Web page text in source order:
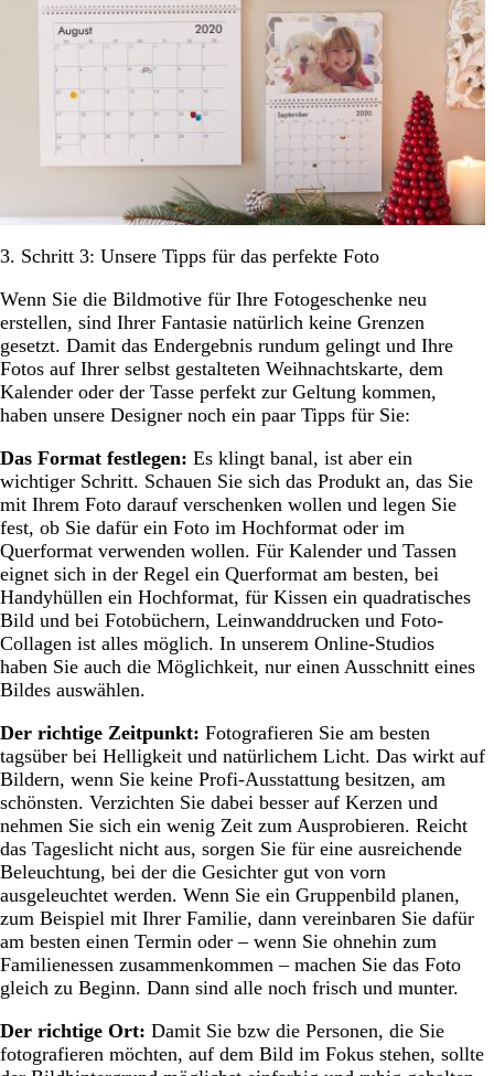
3. Schritt 3: Unsere Tipps für das perfekte Foto
Wenn Sie die Bildmotive für Ihre Fotogeschenke neu
erstellen, sind Ihrer Fantasie natürlich keine Grenzen
gesetzt. Damit das Endergebnis rundum gelingt und Ihre
Fotos auf Ihrer selbst gestalteten Weihnachtskarte, dem
Kalender oder der Tasse perfekt zur Geltung kommen,
haben unsere Designer noch ein paar Tipps für Sie:
Das Format festlegen: Es klingt banal, ist aber ein
wichtiger Schritt. Schauen Sie sich das Produkt an, das Sie
mit Ihrem Foto darauf verschenken wollen und legen Sie
fest, ob Sie dafür ein Foto im Hochformat oder im
Querformat verwenden wollen. Für Kalender und Tassen
eignet sich in der Regel ein Querformat am besten, bei
Handyhüllen ein Hochformat, für Kissen ein quadratisches
Bild und bei Fotobüchern, Leinwanddrucken und Foto-
Collagen ist alles möglich. In unserem Online-Studios
haben Sie auch die Möglichkeit, nur einen Ausschnitt eines
Bildes auswählen.
Der richtige Zeitpunkt: Fotografieren Sie am besten
tagsüber bei Helligkeit und natürlichem Licht. Das wirkt auf
Bildern, wenn Sie keine Profi-Ausstattung besitzen, am
schönsten. Verzichten Sie dabei besser auf Kerzen und
nehmen Sie sich ein wenig Zeit zum Ausprobieren. Reicht
das Tageslicht nicht aus, sorgen Sie für eine ausreichende
Beleuchtung, bei der die Gesichter gut von vorn
ausgeleuchtet werden. Wenn Sie ein Gruppenbild planen,
zum Beispiel mit Ihrer Familie, dann vereinbaren Sie dafür
am besten einen Termin oder – wenn Sie ohnehin zum
Familienessen zusammenkommen – machen Sie das Foto
gleich zu Beginn. Dann sind alle noch frisch und munter.
Der richtige Ort: Damit Sie bzw die Personen, die Sie
fotografieren möchten, auf dem Bild im Fokus stehen, sollte